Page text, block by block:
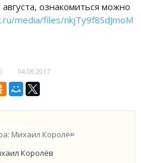
ознакомиться можно
media/files/nkjTy9f8SdJmoM
04.08.2017
Королёв